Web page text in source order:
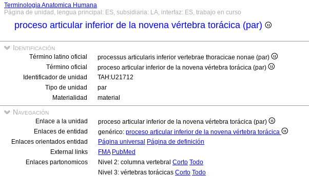
Terminologia Anatomica Humana
Página de unidad, lengua principal: ES, subsidiaria: LA, interfaz: ES, trabajo en curso
proceso articular inferior de la novena vértebra torácica (par)
Identificación
Término latino oficial
processus articularis inferior vertebrae thoracicae nonae (par)
Término oficial
proceso articular inferior de la novena vértebra torácica (par)
Identificador de unidad
TAH:U21712
Tipo de unidad
par
Materialidad
material
Navegación
Enlace a la unidad
proceso articular inferior de la novena vértebra torácica (par)
Enlaces de entidad
genérico: proceso articular inferior de la novena vértebra torácica
Enlaces orientados entidad
Página universal Página de definición
External links
FMA PubMed
Enlaces partonomicos
Nivel 2: columna vertebral Corto Todo
Nivel 3: vértebras torácicas Corto Todo